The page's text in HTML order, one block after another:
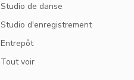
Studio de danse
Studio d'enregistrement
Entrepôt
Tout voir